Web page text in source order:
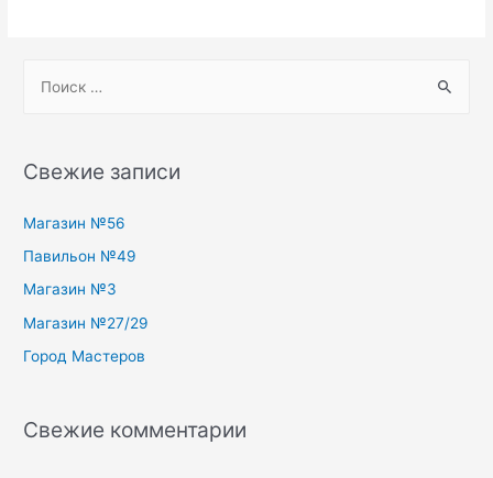
r
h
f
o
Свежие записи
Магазин №56
Павильон №49
Магазин №3
Магазин №27/29
Город Мастеров
Свежие комментарии